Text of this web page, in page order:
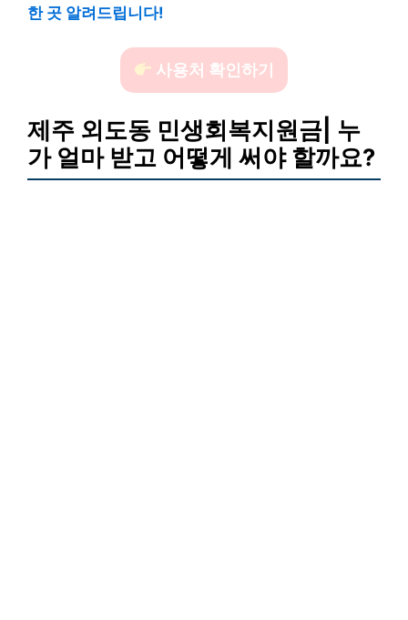
한 곳 알려드립니다!
사용처 확인하기
제주 외도동 민생회복지원금| 누
가 얼마 받고 어떻게 써야 할까요?